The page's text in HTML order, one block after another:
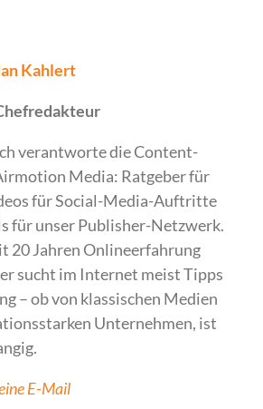
Kahlert
verantworte die Content-
Media: Ratgeber für
für Social-Media-Auftritte
für unser Publisher-Netzwerk.
20 Jahren Onlineerfahrung
sucht im Internet meist Tipps
– ob von klassischen Medien
Unternehmen, ist
E-Mail